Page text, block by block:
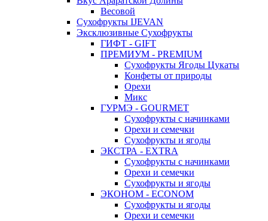
Весовой
Сухофрукты IJEVAN
Эксклюзивные Сухофрукты
ГИФТ - GIFT
ПРЕМИУМ - PREMIUM
Сухофрукты Ягоды Цукаты
Конфеты от природы
Орехи
Микс
ГУРМЭ - GOURMET
Сухофрукты с начинками
Орехи и семечки
Сухофрукты и ягоды
ЭКСТРА - EXTRA
Сухофрукты с начинками
Орехи и семечки
Сухофрукты и ягоды
ЭКОНОМ - ECONOM
Сухофрукты и ягоды
Орехи и семечки